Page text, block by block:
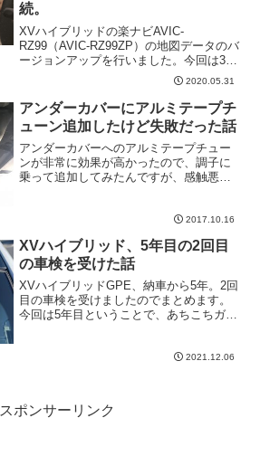
続。
XVハイブリッドの楽ナビAVIC-
RZ99（AVIC-RZ99ZP）の地図データのバ
ージョンアップを行いました。今回は3月
に開通した首都高横浜北西線が繋がって
2020.05.31
アンダーカバーにアルミテープチ
ューン追加したけど失敗だった話
アンダーカバーへのアルミテープチュー
ンが非常に効果が高かったので、調子に
乗って追加してみたんですが、感触悪く
2017.10.16
XVハイブリッド、5年目の2回目
の車検を受けた話
XVハイブリッドGPE、納車から5年。2回
目の車検を受けましたのでまとめます。
今回は5年目ということで、あちこちガタ
なんて乗ってれば痛むので仕方のないと
2021.12.06
スポンサーリンク